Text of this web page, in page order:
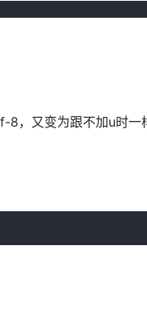
8，又变为跟不加u时